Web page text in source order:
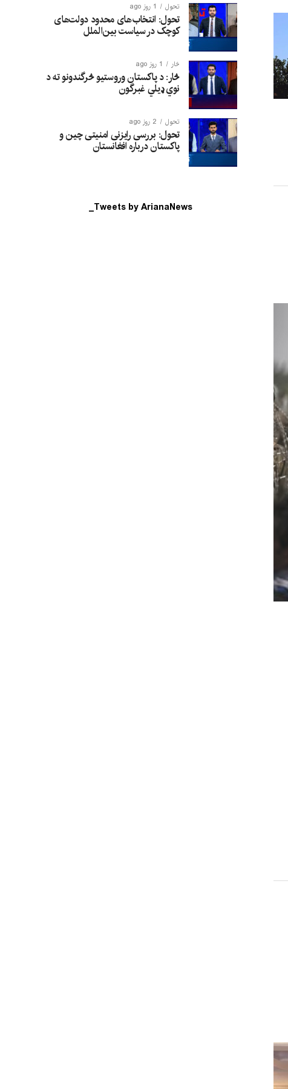
تحول 1 روز ago
تحول: انتخاب‌های محدود دولت‌های
کوچک در سیاست بین‌الملل
څار 1 روز ago
څار: د پاکستان وروستیو څرگندونو ته د
نوي ډیلي غبرگون
تحول 2 روز ago
تحول: بررسی رایزنی امنیتی چین و
پاکستان درباره افغانستان
Tweets by ArianaNews_